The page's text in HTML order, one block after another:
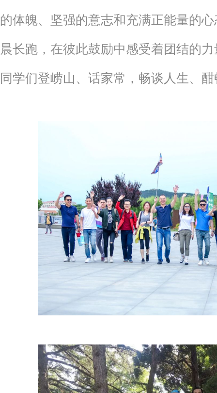
的体魄、坚强的意志和充满正能量的
晨长跑，在彼此鼓励中感受着团结的
同学们登崂山、话家常，畅谈人生、